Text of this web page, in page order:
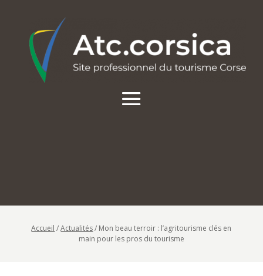
Accueil /Actualités/ Mon beau terroir : l’agritourisme clés en
main pour les pros du tourisme